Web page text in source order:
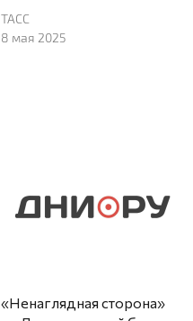
ТАСС
8 мая 2025
«Ненаглядная сторона»